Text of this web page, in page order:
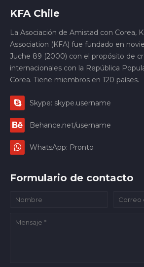
KFA Chile
La Asociación de Amistad con Corea,
Association (KFA) fue fundado en
Juche 89 (2000) con el propósito de
internacionales con la República
Corea. Tiene miembros en 120 países.
Skype: skype.username
Behance.net/username
WhatsApp: Pronto
Formulario de contacto